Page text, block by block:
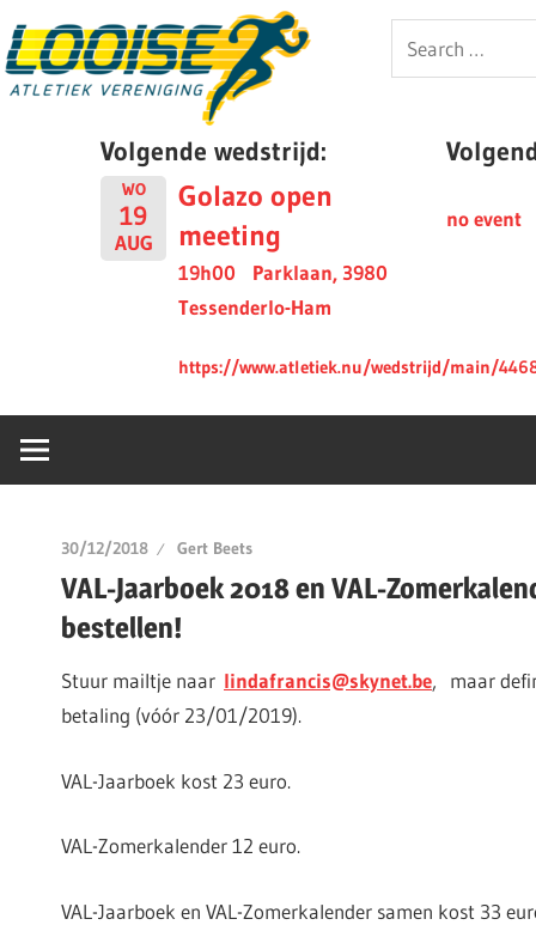
to
content
Looise
Search
for:
Volgende wedstrijd:
WO
19
AUG
Golazo open
meeting
19h00
Parklaan, 3980
Tessenderlo-Ham
https://www.atletiek.nu/wedstrijd/main/
no event
30/12/2018 Gert Beets
VAL-Jaarboek 2018 en VAL-
bestellen!
Stuur mailtje naar lindafrancis@skynet.be, maar
betaling (vóór 23/01/2019).
VAL-Jaarboek kost 23 euro.
VAL-Zomerkalender 12 euro.
VAL-Jaarboek en VAL-Zomerkalender samen kost 33